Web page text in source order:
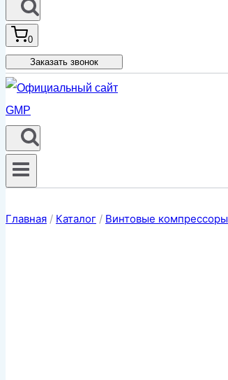
0
Заказать звонок
Главная / Каталог / Винтовые компрессоры